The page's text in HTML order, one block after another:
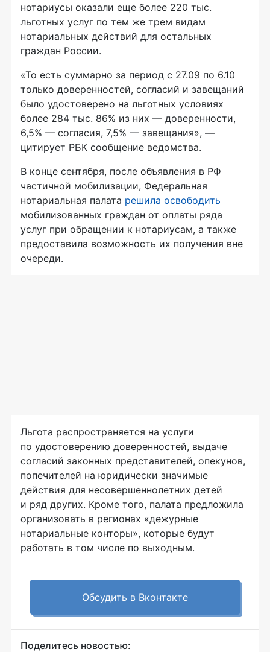
нотариусы оказали еще более 220 тыс.
льготных услуг по тем же трем видам
нотариальных действий для остальных
граждан России.
«То есть суммарно за период с 27.09 по 6.10
только доверенностей, согласий и завещаний
было удостоверено на льготных условиях
более 284 тыс. 86% из них — доверенности,
6,5% — согласия, 7,5% — завещания», —
цитирует РБК сообщение ведомства.
В конце сентября, после объявления в РФ
частичной мобилизации, Федеральная
нотариальная палата решила освободить
мобилизованных граждан от оплаты ряда
услуг при обращении к нотариусам, а также
предоставила возможность их получения вне
очереди.
Льгота распространяется на услуги
по удостоверению доверенностей, выдаче
согласий законных представителей, опекунов,
попечителей на юридически значимые
действия для несовершеннолетних детей
и ряд других. Кроме того, палата предложила
организовать в регионах «дежурные
нотариальные конторы», которые будут
работать в том числе по выходным.
Обсудить в Вконтакте
Поделитесь новостью: